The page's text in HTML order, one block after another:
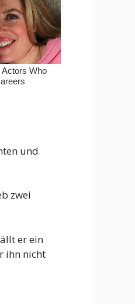
und
zwei
er ein
ihn nicht